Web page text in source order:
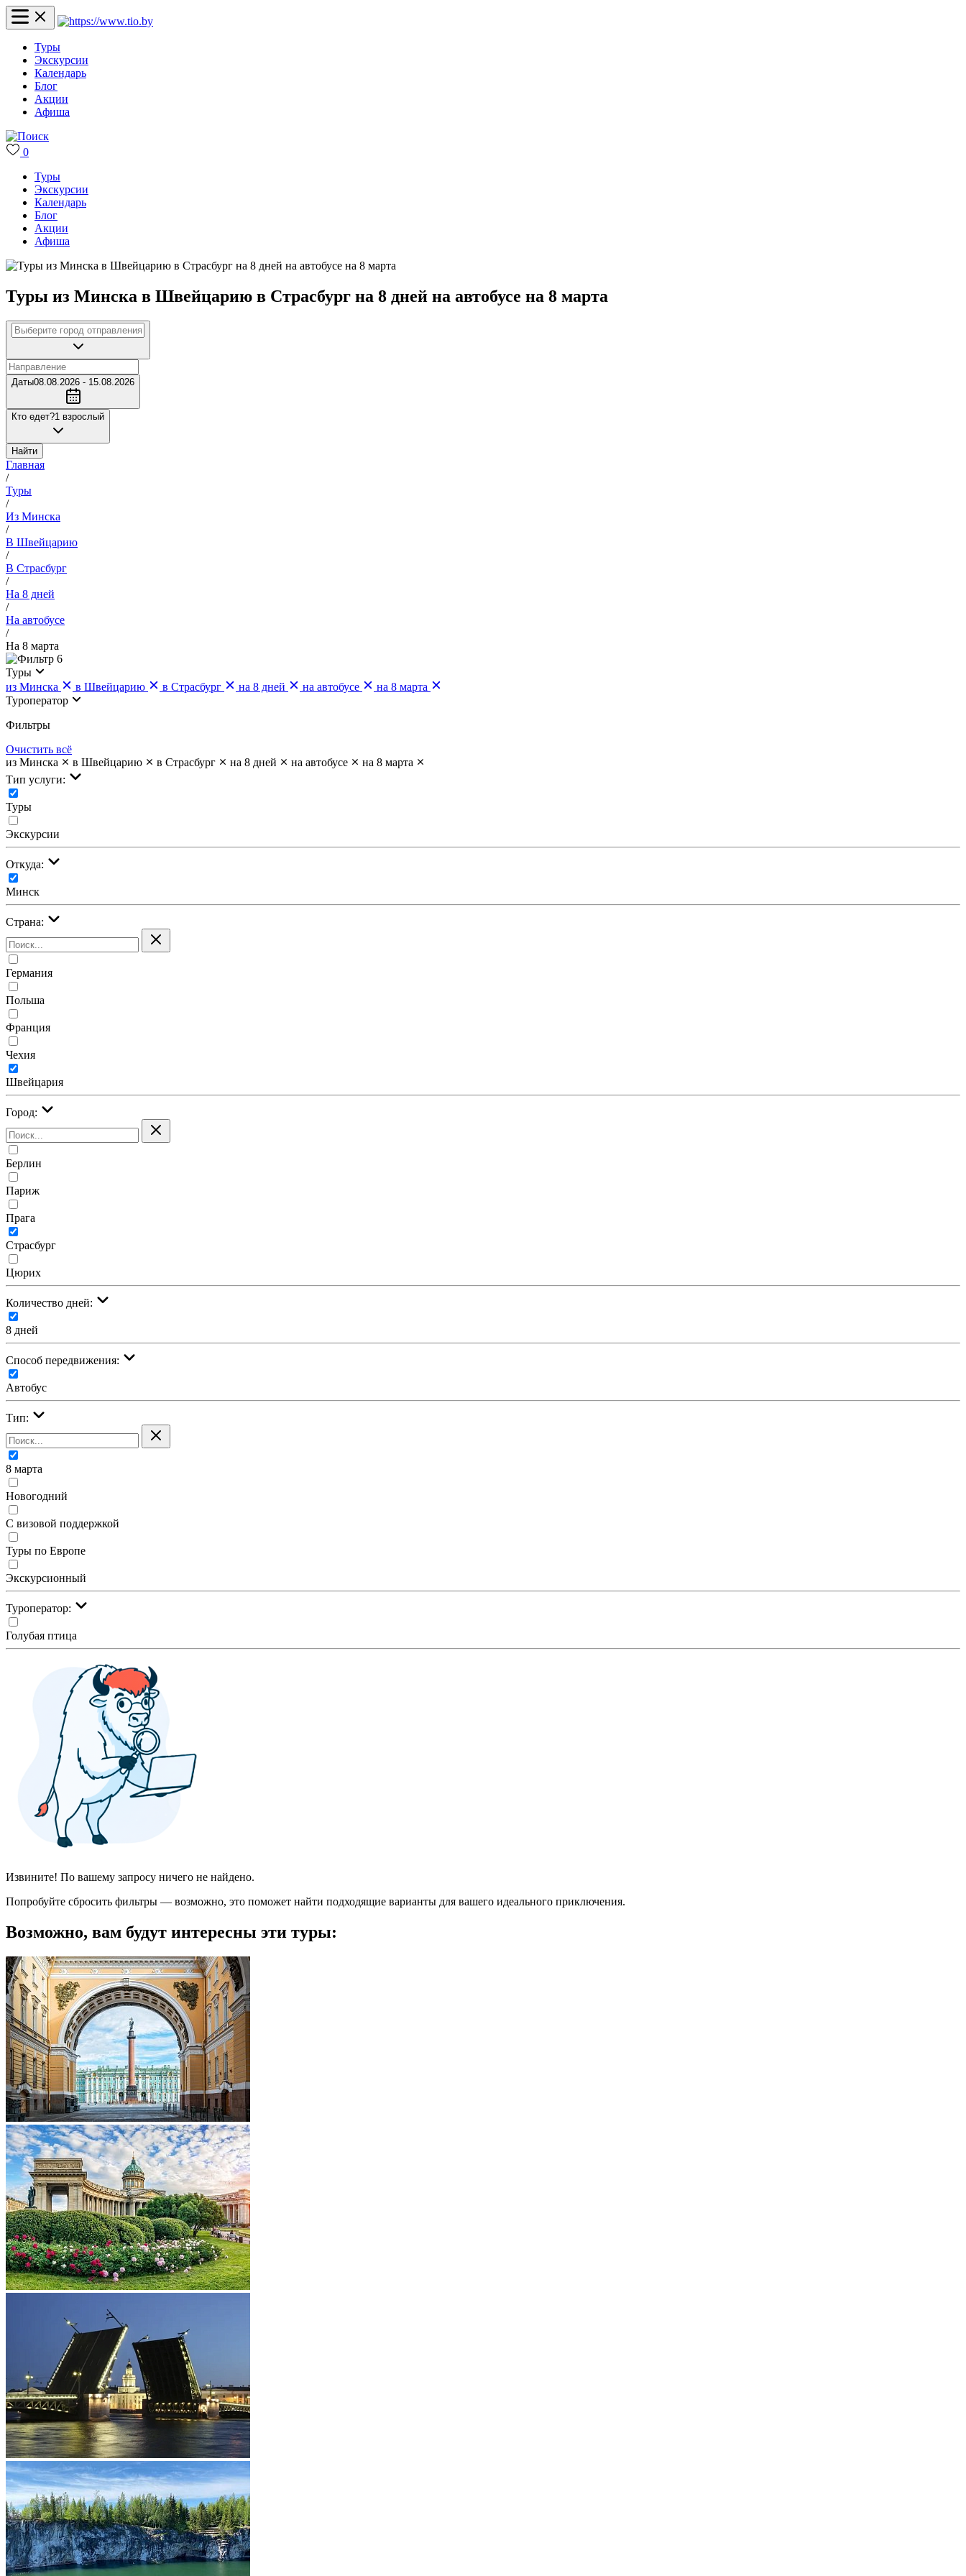
Туры
Экскурсии
Календарь
Блог
Акции
Афиша
0
Туры
Экскурсии
Календарь
Блог
Акции
Афиша
Туры из Минска в Швейцарию в Страсбург на 8 дней на автобусе на 8 марта
Даты08.08.2026 - 15.08.2026
Кто едет?1 взрослый
Найти
Главная
/
Туры
/
Из Минска
/
В Швейцарию
/
В Страсбург
/
На 8 дней
/
На автобусе
/
На 8 марта
6
Туры
из Минска
в Швейцарию в Страсбург на 8 дней на автобусе
на 8 марта
Туроператор
Фильтры
Очистить всё
из Минска
в Швейцарию в Страсбург на 8 дней на автобусе
на 8 марта
Тип услуги:
Туры
Экскурсии
Откуда:
Минск
Страна:
Германия
Польша
Франция
Чехия
Швейцария
Город:
Берлин
Париж
Прага
Страсбург
Цюрих
Количество дней:
8 дней
Cпособ передвижения:
Автобус
Тип:
8 марта
Новогодний
С визовой поддержкой
Туры по Европе
Экскурсионный
Туроператор:
Голубая птица
Извините! По вашему запросу ничего не найдено.
Попробуйте сбросить фильтры — возможно, это поможет найти подходящие варианты для вашего идеального приключения.
Возможно, вам будут интересны эти туры: